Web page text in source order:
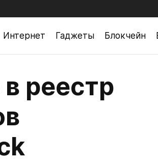
Интернет Гаджеты Блокчейн
реестр